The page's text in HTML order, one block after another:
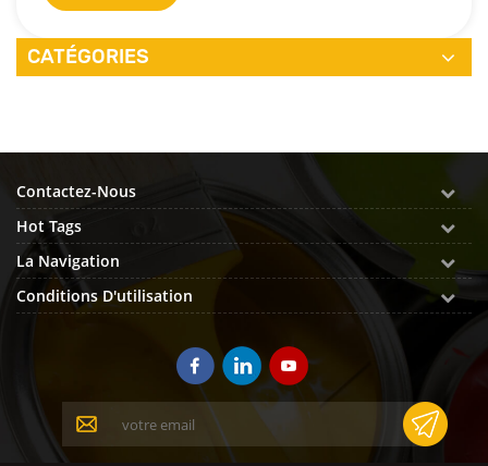
CATÉGORIES
Contactez-Nous
Hot Tags
La Navigation
Conditions D'utilisation